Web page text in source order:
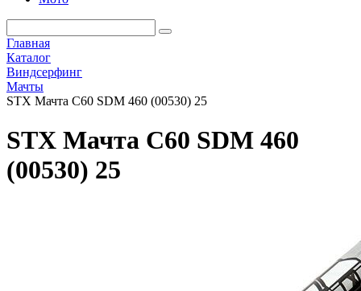
Главная
Каталог
Виндсерфинг
Мачты
STX Мачта C60 SDM 460 (00530) 25
STX Мачта C60 SDM 460
(00530) 25